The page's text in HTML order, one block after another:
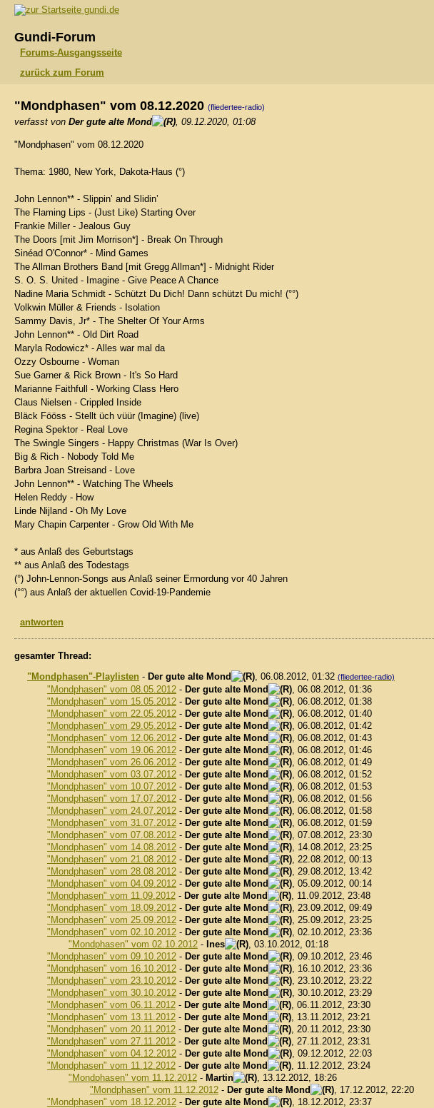
gundi.de
Gundi-Forum
Forums-Ausgangsseite
zurück zum Forum
"Mondphasen" vom 08.12.2020 (fliedertee-radio)
verfasst von Der gute alte Mond , 09.12.2020, 01:08
"Mondphasen" vom 08.12.2020
Thema: 1980, New York, Dakota-Haus (°)
John Lennon** - Slippin’ and Slidin’
The Flaming Lips - (Just Like) Starting Over
Frankie Miller - Jealous Guy
The Doors [mit Jim Morrison*] - Break On Through
Sinéad O'Connor* - Mind Games
The Allman Brothers Band [mit Gregg Allman*] - Midnight Rider
S. O. S. United - Imagine - Give Peace A Chance
Nadine Maria Schmidt - Schützt Du Dich! Dann schützt Du mich! (°°)
Volkwin Müller & Friends - Isolation
Sammy Davis, Jr* - The Shelter Of Your Arms
John Lennon** - Old Dirt Road
Maryla Rodowicz* - Alles war mal da
Ozzy Osbourne - Woman
Sue Garner & Rick Brown - It's So Hard
Marianne Faithfull - Working Class Hero
Claus Nielsen - Crippled Inside
Bläck Fööss - Stellt üch vüür (Imagine) (live)
Regina Spektor - Real Love
The Swingle Singers - Happy Christmas (War Is Over)
Big & Rich - Nobody Told Me
Barbra Joan Streisand - Love
John Lennon** - Watching The Wheels
Helen Reddy - How
Linde Nijland - Oh My Love
Mary Chapin Carpenter - Grow Old With Me
* aus Anlaß des Geburtstags
** aus Anlaß des Todestags
(°) John-Lennon-Songs aus Anlaß seiner Ermordung vor 40 Jahren
(°°) aus Anlaß der aktuellen Covid-19-Pandemie
antworten
gesamter Thread:
"Mondphasen"-Playlisten - Der gute alte Mond , 06.08.2012, 01:32 (fliedertee-radio)
"Mondphasen" vom 08.05.2012 - Der gute alte Mond
, 06.08.2012, 01:36
"Mondphasen" vom 15.05.2012 - Der gute alte Mond
, 06.08.2012, 01:38
"Mondphasen" vom 22.05.2012 - Der gute alte Mond
, 06.08.2012, 01:40
"Mondphasen" vom 29.05.2012 - Der gute alte Mond
, 06.08.2012, 01:42
"Mondphasen" vom 12.06.2012 - Der gute alte Mond
, 06.08.2012, 01:43
"Mondphasen" vom 19.06.2012 - Der gute alte Mond
, 06.08.2012, 01:46
"Mondphasen" vom 26.06.2012 - Der gute alte Mond
, 06.08.2012, 01:49
"Mondphasen" vom 03.07.2012 - Der gute alte Mond
, 06.08.2012, 01:52
"Mondphasen" vom 10.07.2012 - Der gute alte Mond
, 06.08.2012, 01:53
"Mondphasen" vom 17.07.2012 - Der gute alte Mond
, 06.08.2012, 01:56
"Mondphasen" vom 24.07.2012 - Der gute alte Mond
, 06.08.2012, 01:58
"Mondphasen" vom 31.07.2012 - Der gute alte Mond
, 06.08.2012, 01:59
"Mondphasen" vom 07.08.2012 - Der gute alte Mond
, 07.08.2012, 23:30
"Mondphasen" vom 14.08.2012 - Der gute alte Mond
, 14.08.2012, 23:25
"Mondphasen" vom 21.08.2012 - Der gute alte Mond
, 22.08.2012, 00:13
"Mondphasen" vom 28.08.2012 - Der gute alte Mond
, 29.08.2012, 13:42
"Mondphasen" vom 04.09.2012 - Der gute alte Mond
, 05.09.2012, 00:14
"Mondphasen" vom 11.09.2012 - Der gute alte Mond
, 11.09.2012, 23:48
"Mondphasen" vom 18.09.2012 - Der gute alte Mond
, 23.09.2012, 09:49
"Mondphasen" vom 25.09.2012 - Der gute alte Mond
, 25.09.2012, 23:25
"Mondphasen" vom 02.10.2012 - Der gute alte Mond
, 02.10.2012, 23:36
"Mondphasen" vom 02.10.2012 - Ines
, 03.10.2012, 01:18
"Mondphasen" vom 09.10.2012 - Der gute alte Mond
, 09.10.2012, 23:46
"Mondphasen" vom 16.10.2012 - Der gute alte Mond
, 16.10.2012, 23:36
"Mondphasen" vom 23.10.2012 - Der gute alte Mond
, 23.10.2012, 23:22
"Mondphasen" vom 30.10.2012 - Der gute alte Mond
, 30.10.2012, 23:29
"Mondphasen" vom 06.11.2012 - Der gute alte Mond
, 06.11.2012, 23:30
"Mondphasen" vom 13.11.2012 - Der gute alte Mond
, 13.11.2012, 23:21
"Mondphasen" vom 20.11.2012 - Der gute alte Mond
, 20.11.2012, 23:30
"Mondphasen" vom 27.11.2012 - Der gute alte Mond
, 27.11.2012, 23:31
"Mondphasen" vom 04.12.2012 - Der gute alte Mond
, 09.12.2012, 22:03
"Mondphasen" vom 11.12.2012 - Der gute alte Mond
, 11.12.2012, 23:24
"Mondphasen" vom 11.12.2012 - Martin
, 13.12.2012, 18:26
"Mondphasen" vom 11.12.2012 - Der gute alte Mond
, 17.12.2012, 22:20
"Mondphasen" vom 18.12.2012 - Der gute alte Mond
, 18.12.2012, 23:37